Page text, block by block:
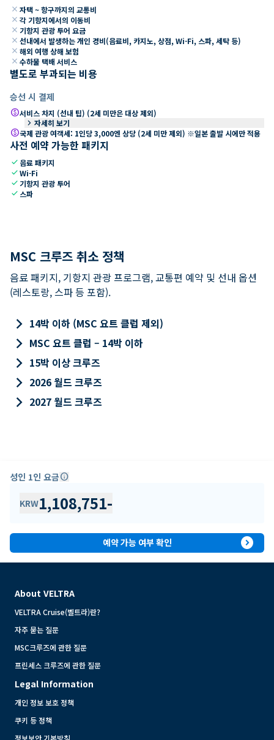
close 자택 ~ 항구까지의 교통비
close 각 기항지에서의 이동비
close 기항지 관광 투어 요금
close 선내에서 발생하는 개인 경비(음료비, 카지노, 상점, Wi-Fi, 스파, 세탁 등)
close 해외 여행 상해 보험
close 수하물 택배 서비스
별도로 부과되는 비용
승선 시 결제
paid서비스 차지 (선내 팁) (2세 미만은 대상 제외)
keyboard_arrow_right 자세히 보기
paid국제 관광 여객세: 1인당 3,000엔 상당 (2세 미만 제외) ※일본 출발 시에만 적용
사전 예약 가능한 패키지
check 음료 패키지
checkWi-Fi
check 기항지 관광 투어
check 스파
MSC 크루즈 취소 정책
음료 패키지, 기항지 관광 프로그램, 교통편 예약 및 선내 옵션
(레스토랑, 스파 등 포함).
keyboard_arrow_right 14박 이하 (MSC 요트 클럽 제외)
keyboard_arrow_right MSC 요트 클럽 – 14박 이하
keyboard_arrow_right 15박 이상 크루즈
keyboard_arrow_right 2026 월드 크루즈
keyboard_arrow_right 2027 월드 크루즈
성인 1인 요금info
KRW1,108,751-
예약 가능 여부 확인 expand_circle_right
About VELTRA
VELTRA Cruise(벨트라)란?
자주 묻는 질문
MSC크루즈에 관한 질문
프린세스 크루즈에 관한 질문
Legal Information
개인 정보 보호 정책
쿠키 등 정책
정보보안 기본방침